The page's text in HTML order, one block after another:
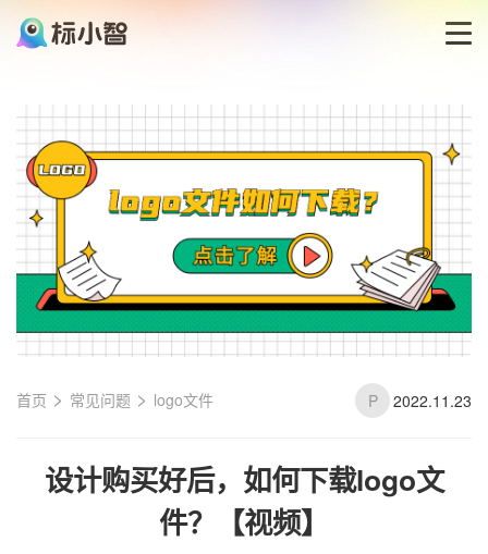
LOGO生成器
LOGO模板
博客
首页 > 常见问题 > logo文件 P 2022.11.23
设计购买好后，如何下载logo文
件？【视频】